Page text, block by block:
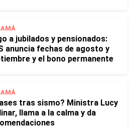
a jubilados y pensionados:
anuncia fechas de agosto y
y el bono permanente
tras sismo? Ministra Lucy
llama a la calma y da